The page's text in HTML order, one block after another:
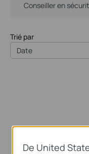
Conseiller en
Trié par
Date
De United